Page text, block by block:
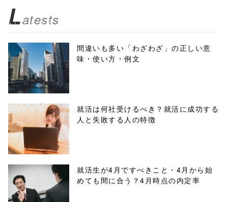
biz.jp/public_ht
ml/wp-
content/themes
/tapbiz_theme/
parts/sns-
buttons.php on
line10
/1026829"
onclick="windo
Latests
間違いも多い「わざわざ」の正しい意
味・使い方・例文
就活は何社受けるべき？就活に成功する
人と失敗する人の特徴
就活生が4月ですべきこと・4月から始
めても間に合う？4月時点の内定率